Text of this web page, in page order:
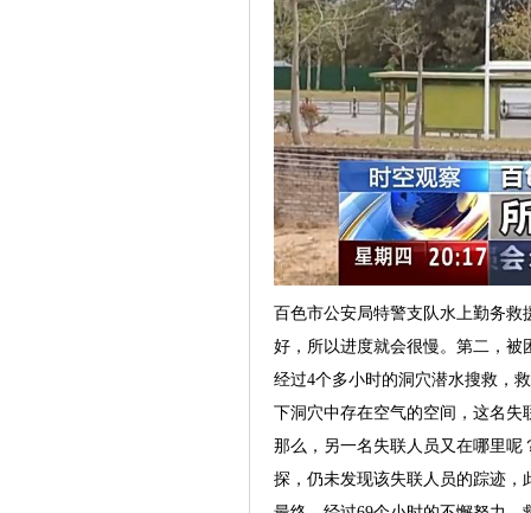
百色市公安局特警支队水上勤务
好，所以进度就会很慢。第二，
经过4个多小时的洞穴潜水搜救，
下洞穴中存在空气的空间，这名
那么，另一名失联人员又在哪里呢
探，仍未发现该失联人员的踪迹，